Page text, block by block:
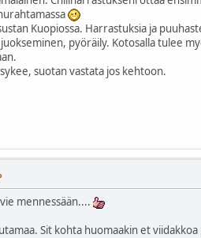
Kuopiossa. Harrastuksia ja
pyöräily. Kotosalla tulee
suotan vastata jos kehtoon.
mennessään....
Sit kohta huomaakin et